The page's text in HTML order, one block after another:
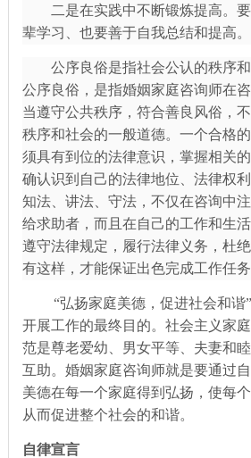
二是在实践中不断锻炼提高。要
辈学习、也要善于自我总结和提高。
公序良俗是指社会公认的秩序和
公序良俗，是指婚姻家庭咨询师在
当遵守公共秩序，符合善良风俗，
秩序和社会的一般道德。一个合格
须具有到位的法律意识，掌握相关
确认识到自己的法律地位、法律权
知法、讲法、守法，不仅在咨询中
给求助者，而且在自己的工作和生
遵守法律规定，履行法律义务，杜
有这样，才能保证出色完成工作任务
“弘扬家庭美德，促进社会和谐
开展工作的最终目的。社会主义家
范是尊老爱幼、男女平等、夫妻和
互助。婚姻家庭咨询师就是要通过
美德在每一个家庭得到弘扬，使每
从而促进整个社会的和谐。
自律宣言